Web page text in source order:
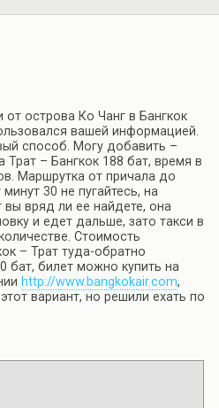
острова Ко Чанг в Бангкок
вашей информацией.
способ. Могу добавить –
Трат – Бангкок 188 бат, время в
Маршрутка от причала до
30 не пугайтесь, на
вы вряд ли ее найдете, она
и едет дальше, зато такси в
Стоимость
– Трат туда-обратно
бат, билет можно купить на
http://www.bangkokair.com,
вариант, но решили ехать по